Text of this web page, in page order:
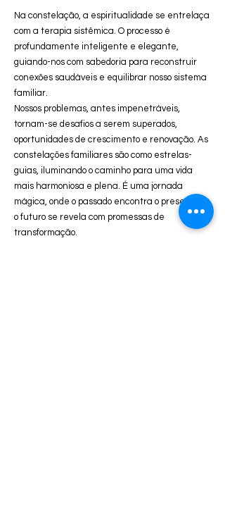
Na constelação, a espiritualidade se entrelaça
com a terapia sistêmica. O processo é
profundamente inteligente e elegante,
guiando-nos com sabedoria para reconstruir
conexões saudáveis ​​e equilibrar nosso sistema
familiar.
Nossos problemas, antes impenetráveis,
tornam-se desafios a serem superados,
oportunidades de crescimento e renovação. As
constelações familiares são como estrelas-
guias, iluminando o caminho para uma vida
mais harmoniosa e plena. É uma jornada
mágica, onde o passado encontra o presente, e
o futuro se revela com promessas de
transformação.